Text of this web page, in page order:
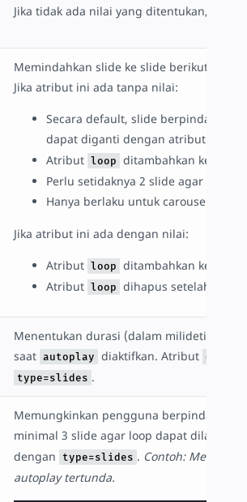
Jika tidak ada nilai yang ditentukan,
Memindahkan slide ke slide berikutnya
Jika atribut ini ada tanpa nilai:
Secara default, slide berpindah
dapat diganti dengan atribut
Atribut loop ditambahkan ke
Perlu setidaknya 2 slide agar
Hanya berlaku untuk carousel
Jika atribut ini ada dengan nilai:
Atribut loop ditambahkan ke
Atribut loop dihapus setelah
Menentukan durasi (dalam milidetik)
saat autoplay diaktifkan. Atribut delay
type=slides .
Memungkinkan pengguna berpindah
minimal 3 slide agar loop dapat
dengan type=slides . Contoh:
autoplay tertunda.